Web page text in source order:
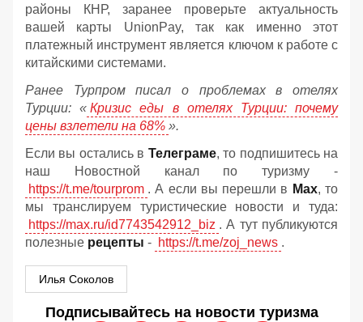
районы КНР, заранее проверьте актуальность
вашей карты UnionPay, так как именно этот
платежный инструмент является ключом к работе с
китайскими системами.
Ранее Турпром писал о проблемах в отелях
Турции: « Кризис еды в отелях Турции: почему
цены взлетели на 68% ».
Если вы остались в Телеграме, то подпишитесь на
наш Новостной канал по туризму -
https://t.me/tourprom . А если вы перешли в Мах, то
мы транслируем туристические новости и туда:
https://max.ru/id7743542912_biz . А тут публикуются
полезные рецепты - https://t.me/zoj_news .
Илья Соколов
Подписывайтесь на новости туризма